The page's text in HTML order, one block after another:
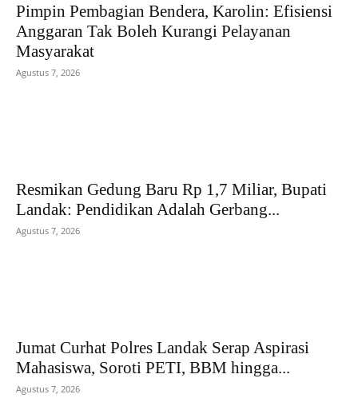
Pimpin Pembagian Bendera, Karolin: Efisiensi
Anggaran Tak Boleh Kurangi Pelayanan
Masyarakat
Agustus 7, 2026
Resmikan Gedung Baru Rp 1,7 Miliar, Bupati
Landak: Pendidikan Adalah Gerbang...
Agustus 7, 2026
Jumat Curhat Polres Landak Serap Aspirasi
Mahasiswa, Soroti PETI, BBM hingga...
Agustus 7, 2026